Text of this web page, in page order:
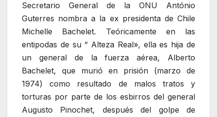
Secretario General de la ONU António
Guterres nombra a la ex presidenta de Chile
Michelle Bachelet. Teóricamente en las
entipodas de su “ Alteza Real», ella es hija de
un general de la fuerza aérea, Alberto
Bachelet, que murió en prisión (marzo de
1974) como resultado de malos tratos y
torturas por parte de los esbirros del general
Augusto Pinochet, después del golpe de